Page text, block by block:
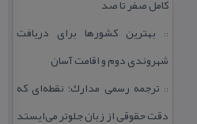
كامل صفر تا صد
:: بهترین كشورها برای دریافت
شهروندی دوم و اقامت آسان
:: ترجمه رسمی مدارك؛ نقطه‌ای كه
دقت حقوقی از زبان جلوتر می‌ایستد